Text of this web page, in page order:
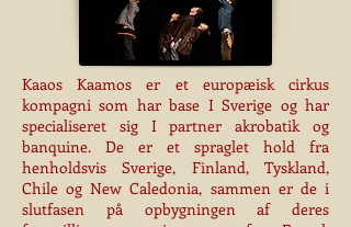
Kaaos Kaamos er et europæisk cirkus
kompagni som har base I Sverige og har
specialiseret sig I partner akrobatik og
banquine. De er et spraglet hold fra
henholdsvis Sverige, Finland, Tyskland,
Chile og New Caledonia, sammen er de i
slutfasen på opbygningen af deres